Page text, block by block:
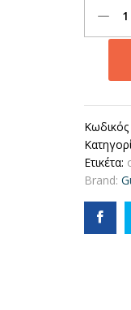
Glitter
Flakes
Patch
and
Vintage
Script
Logo
Θήκη
από
Κωδικός
Ετικέτα:
Brand: